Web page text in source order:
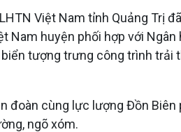
Việt Nam tỉnh Quảng
Nam huyện phối hợp với
tượng trưng công trình
đoàn cùng lực lượng Đồn
ngõ xóm.